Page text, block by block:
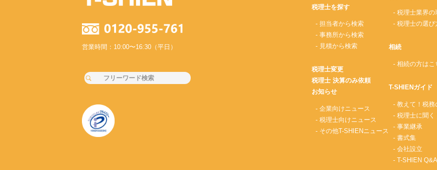
営業時間：10:00〜16:30（平日）
税理士を探す
- 担当者から検索
- 事務所から検索
- 見積から検索
税理士変更
税理士 決算のみ依頼
お知らせ
- 企業向けニュース
- 税理士向けニュース
- その他T-SHIENニュース
- 税理士業界の
- 税理士の選び
相続
- 相続の方はこ
T-SHIENガイド
- 教えて！税務
- 税理士に聞く
- 事業継承
- 書式集
- 会社設立
- T-SHIEN Q&A